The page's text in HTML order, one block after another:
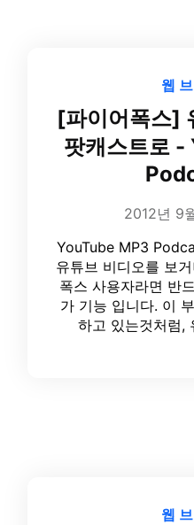
웹
[파이어폭스]
팟캐스트로
2012년 9
YouTube MP3
유튜브 비디오를 보
폭스 사용자라면 반
가 기능 입니다. 이
하고 있는것처럼,
웹